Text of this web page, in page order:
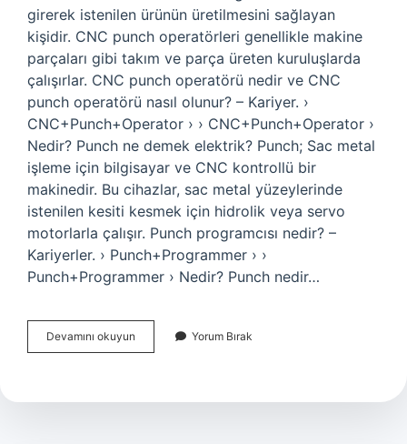
girerek istenilen ürünün üretilmesini sağlayan
kişidir. CNC punch operatörleri genellikle makine
parçaları gibi takım ve parça üreten kuruluşlarda
çalışırlar. CNC punch operatörü nedir ve CNC
punch operatörü nasıl olunur? – Kariyer. ›
CNC+Punch+Operator › › CNC+Punch+Operator ›
Nedir? Punch ne demek elektrik? Punch; Sac metal
işleme için bilgisayar ve CNC kontrollü bir
makinedir. Bu cihazlar, sac metal yüzeylerinde
istenilen kesiti kesmek için hidrolik veya servo
motorlarla çalışır. Punch programcısı nedir? –
Kariyerler. › Punch+Programmer › ›
Punch+Programmer › Nedir? Punch nedir…
Devamını okuyun
Zımba
Yorum Bırak